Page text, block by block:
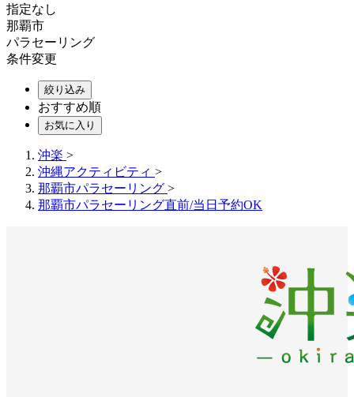
指定なし
那覇市
パラセーリング
条件変更
絞り込み
おすすめ順
お気に入り
沖楽 >
沖縄アクティビティ >
那覇市パラセーリング >
那覇市パラセーリング直前/当日予約OK